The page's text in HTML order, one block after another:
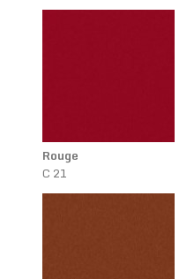
Rouge
C 21